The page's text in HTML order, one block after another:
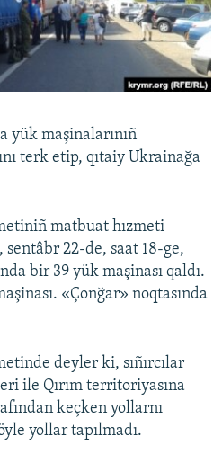
yük maşinalarınıñ
terk etip, qıtaiy Ukrainağa
matbuat hızmeti
22-de, saat 18-ge,
bir 39 yük maşinası qaldı.
«Çonğar» noqtasında
deyler ki, sıñırcılar
ile Qırım territoriyasına
keçken yollarnı
yollar tapılmadı.